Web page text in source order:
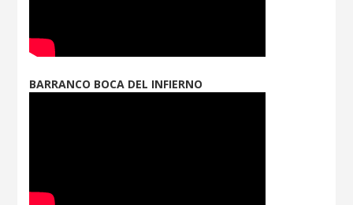
BARRANCO BOCA DEL INFIERNO